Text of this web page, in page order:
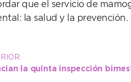
que el servicio de
la salud y la prevención.
la quinta inspección